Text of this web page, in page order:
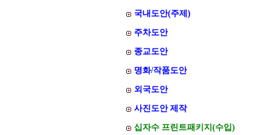
국내도안(주제)
주차도안
종교도안
명화/작품도안
외국도안
사진도안 제작
십자수 프린트패키지(수입)